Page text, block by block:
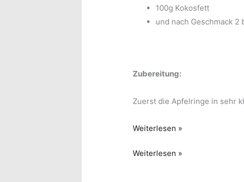
100g Kokosfett
und nach Geschmack 2
Zubereitung:
Zuerst die Apfelringe in sehr
Calvados-
Weiterlesen »
Calvados-
Weiterlesen »